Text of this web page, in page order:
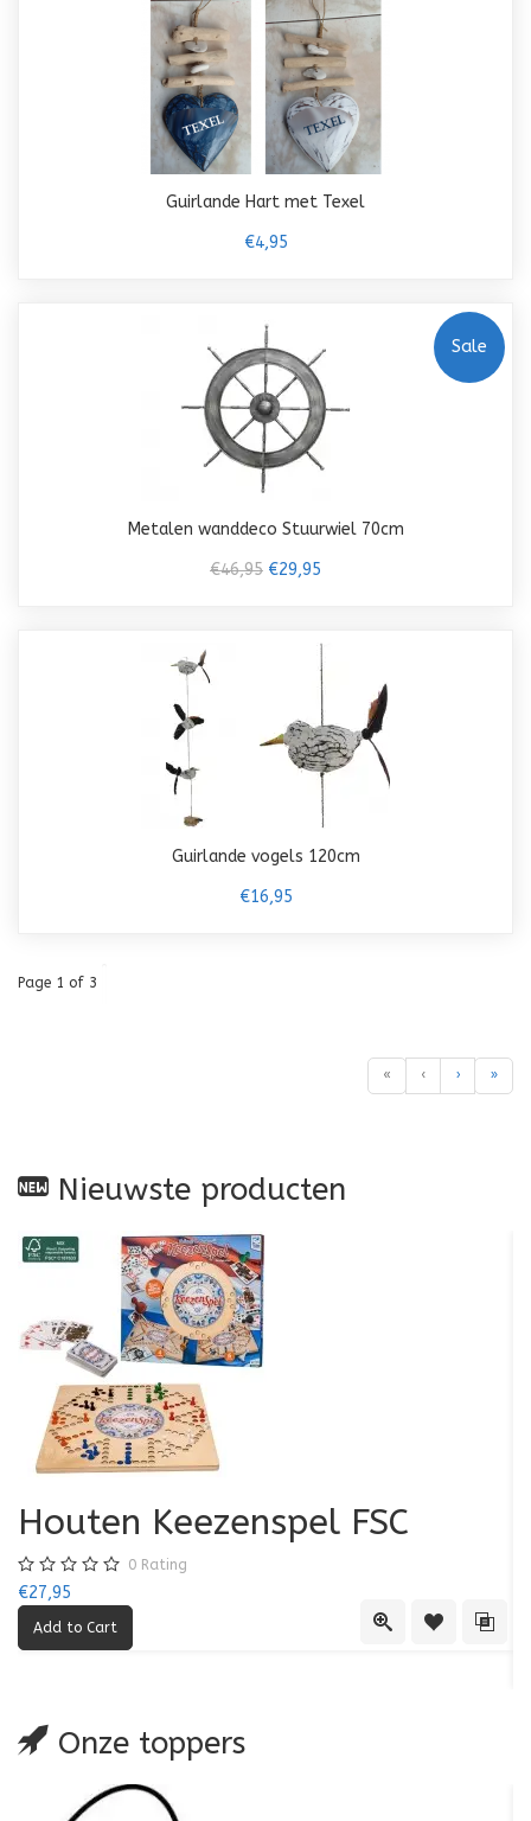
Guirlande Hart met Texel
€4,95
Sale
Metalen wanddeco Stuurwiel 70cm
€46,95 €29,95
Guirlande vogels 120cm
€16,95
Page 1 of 3
« ‹ › »
Nieuwste producten
Quick ViewAdd to Add
Houten Keezenspel FSC
0 Rating
€27,95
Onze toppers